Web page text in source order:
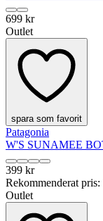
699 kr
Outlet
spara som favorit
Patagonia
W'S SUNAMEE
399 kr
Rekommenderat pris:
Outlet